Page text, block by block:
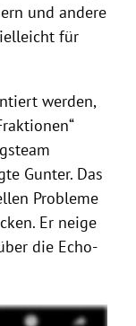
und andere
für
werden,
Gunter. Das
Probleme
Er neige
die Echo-